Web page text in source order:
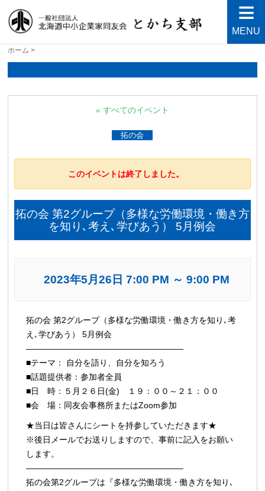
北海道中小企業家同友会と
かち支部
良い会社、良い経営者、よい経営環境づくりを目指し
MENU
ホーム >
« すべてのイベント
拓の会
このイベントは終了しました。
拓の会 第2グループ（多様な労働環境・働き方
を知り､考え､学びあう） 5月例会
2023年5月26日 7:00 PM ～9:00 PM
イ
ベ
ン
ト
ナ
ビ
ゲ
ー
シ
ョ
ン
拓の会 第2グループ（多様な労働環境・働き方を知り､考
え､学びあう） 5月例会
———————————————————
■テーマ： 自分を語り、自分を知ろう
■話題提供者：参加者全員
■日 時：５月２６日(金) １９：００～２１：００
■会 場：同友会事務所またはZoom参加
★当日は皆さんにシートを持参していただきます★
※後日メールでお送りしますので、事前に記入をお願い
します。
———————————————————
拓の会第2グループは『多様な労働環境・働き方を知り､